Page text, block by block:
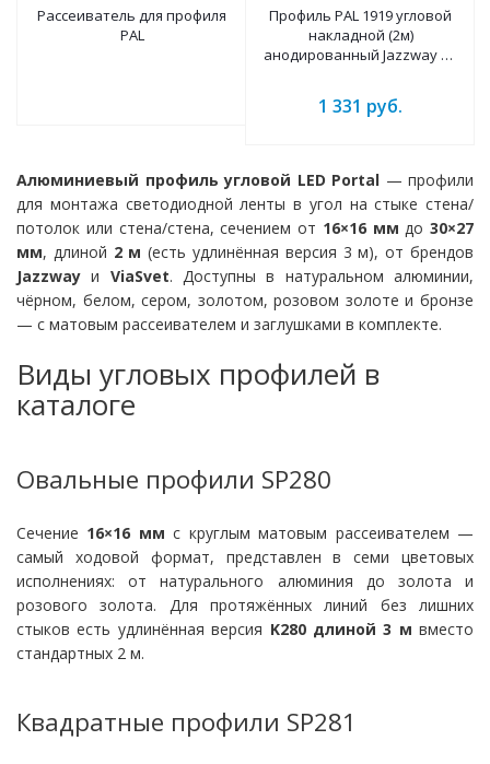
Рассеиватель для профиля
PAL
Профиль PAL 1919 угловой
накладной (2м)
анодированный Jazzway из
1 331 руб.
Алюминиевый профиль угловой LED Portal — профили
для монтажа светодиодной ленты в угол на стыке стена/
потолок или стена/стена, сечением от 16×16 мм до 30×27
мм, длиной 2 м (есть удлинённая версия 3 м), от брендов
Jazzway и ViaSvet. Доступны в натуральном алюминии,
чёрном, белом, сером, золотом, розовом золоте и бронзе
— с матовым рассеивателем и заглушками в комплекте.
Виды угловых профилей в
каталоге
Овальные профили SP280
Сечение 16×16 мм с круглым матовым рассеивателем —
самый ходовой формат, представлен в семи цветовых
исполнениях: от натурального алюминия до золота и
розового золота. Для протяжённых линий без лишних
стыков есть удлинённая версия K280 длиной 3 м вместо
стандартных 2 м.
Квадратные профили SP281